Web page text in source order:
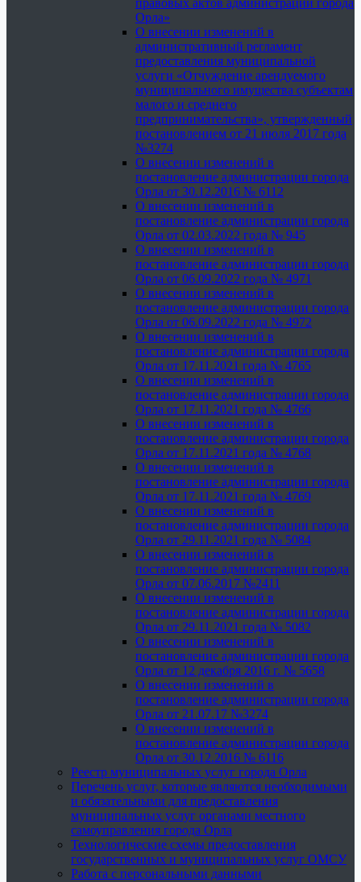
правовых актов администрации города
Орла»
О внесении изменений в
административный регламент
предоставления муниципальной
услуги «Отчуждение арендуемого
муниципального имущества субъектам
малого и среднего
предпринимательства», утвержденный
постановлением от 21 июля 2017 года
№3274
О внесении изменений в
постановление администрации города
Орла от 30.12.2016 № 6112
О внесении изменений в
постановление администрации города
Орла от 02.03.2022 года № 945
О внесении изменений в
постановление администрации города
Орла от 06.09.2022 года № 4971
О внесении изменений в
постановление администрации города
Орла от 06.09.2022 года № 4972
О внесении изменений в
постановление администрации города
Орла от 17.11.2021 года № 4765
О внесении изменений в
постановление администрации города
Орла от 17.11.2021 года № 4766
О внесении изменений в
постановление администрации города
Орла от 17.11.2021 года № 4768
О внесении изменений в
постановление администрации города
Орла от 17.11.2021 года № 4769
О внесении изменений в
постановление администрации города
Орла от 29.11.2021 года № 5084
О внесении изменений в
постановление администрации города
Орла от 07.06.2017 №2411
О внесении изменений в
постановление администрации города
Орла от 29.11.2021 года № 5082
О внесении изменений в
постановление администрации города
Орла от 12 декабря 2016 г. № 5658
О внесении изменений в
постановление администрации города
Орла от 21.07.17 №3274
О внесении изменений в
постановление администрации города
Орла от 30.12.2016 № 6116
Реестр муниципальных услуг города Орла
Перечень услуг, которые являются необходимыми
и обязательными для предоставления
муниципальных услуг органами местного
самоуправления города Орла
Технологические схемы предоставления
государственных и муниципальных услуг ОМСУ
Работа с персональными данными